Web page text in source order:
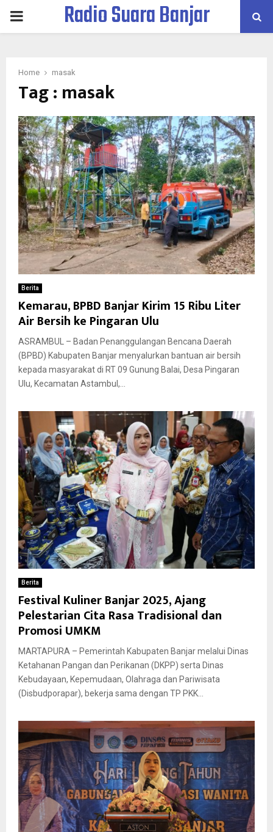
PRIMARYRadio Suara Banjar
Home masak
Tag : masak
Berita
Kemarau, BPBD Banjar Kirim 15 Ribu Liter
Air Bersih ke Pingaran Ulu
ASRAMBUL – Badan Penanggulangan Bencana Daerah
(BPBD) Kabupaten Banjar menyalurkan bantuan air bersih
kepada masyarakat di RT 09 Gunung Balai, Desa Pingaran
Ulu, Kecamatan Astambul,...
Berita
Festival Kuliner Banjar 2025, Ajang
Pelestarian Cita Rasa Tradisional dan
Promosi UMKM
MARTAPURA – Pemerintah Kabupaten Banjar melalui Dinas
Ketahanan Pangan dan Perikanan (DKPP) serta Dinas
Kebudayaan, Kepemudaan, Olahraga dan Pariwisata
(Disbudporapar), bekerja sama dengan TP PKK...